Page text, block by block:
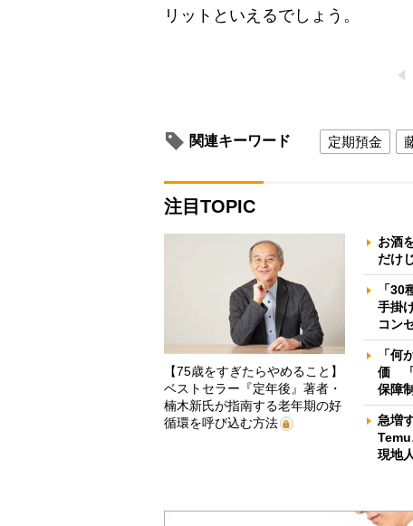
リットといえるでしょう。
関連キーワード 定期預金
注目TOPIC
【75歳をすぎたらやめること】
ベストセラー『定年後』著者・
楠木新氏が指南する老年期の好
循環を呼び込む方法
お酒
だけ
「
手掛
コン
「何
価 「
保障
急増
現地